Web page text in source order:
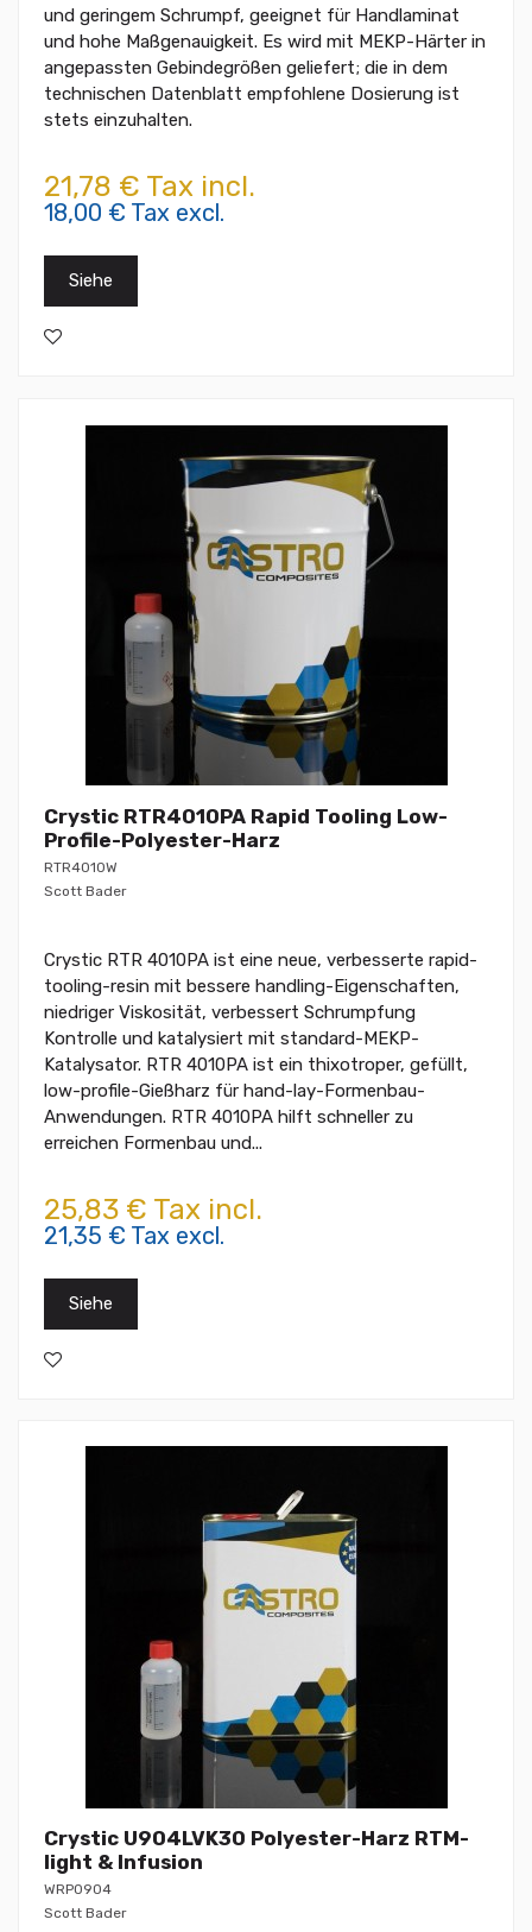
und geringem Schrumpf, geeignet für Handlaminat
und hohe Maßgenauigkeit. Es wird mit MEKP-Härter in
angepassten Gebindegrößen geliefert; die in dem
technischen Datenblatt empfohlene Dosierung ist
stets einzuhalten.
21,78 € Tax incl.
18,00 € Tax excl.
Siehe
Crystic RTR4010PA Rapid Tooling Low-
Profile-Polyester-Harz
RTR4010W
Scott Bader
Crystic RTR 4010PA ist eine neue, verbesserte rapid-
tooling-resin mit bessere handling-Eigenschaften,
niedriger Viskosität, verbessert Schrumpfung
Kontrolle und katalysiert mit standard-MEKP-
Katalysator. RTR 4010PA ist ein thixotroper, gefüllt,
low-profile-Gießharz für hand-lay-Formenbau-
Anwendungen. RTR 4010PA hilft schneller zu
erreichen Formenbau und...
25,83 € Tax incl.
21,35 € Tax excl.
Siehe
Crystic U904LVK30 Polyester-Harz RTM-
light & Infusion
WRP0904
Scott Bader